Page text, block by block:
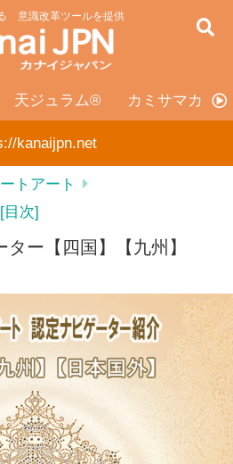
意識改革ツールを提供
天ジュラム® カミサマカン
kanaijpn.net
トアート
目次]
ター【四国】【九州】